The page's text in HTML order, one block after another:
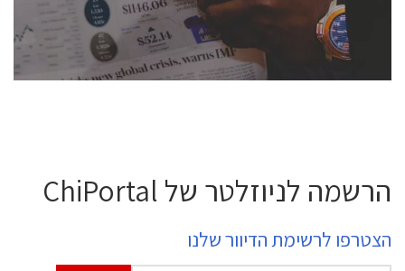
לחץ לפרטים
הרשמה לניוזלטר של ChiPortal
הצטרפו לרשימת הדיוור שלנו